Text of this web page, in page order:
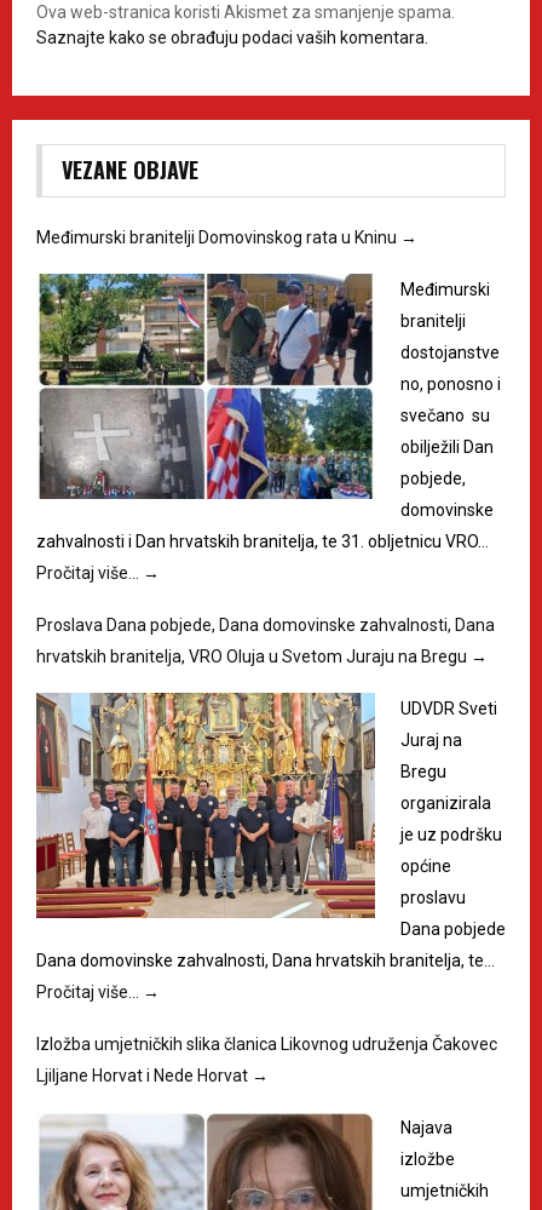
Ova web-stranica koristi Akismet za smanjenje spama.
Saznajte kako se obrađuju podaci vaših komentara.
VEZANE OBJAVE
Međimurski branitelji Domovinskog rata u Kninu →
Međimurski
branitelji
dostojanstve
no, ponosno i
svečano su
obilježili Dan
pobjede,
domovinske
zahvalnosti i Dan hrvatskih branitelja, te 31. obljetnicu VRO…
Pročitaj više…
→
Proslava Dana pobjede, Dana domovinske zahvalnosti, Dana
hrvatskih branitelja, VRO Oluja u Svetom Juraju na Bregu →
UDVDR Sveti
Juraj na
Bregu
organizirala
je uz podršku
općine
proslavu
Dana pobjede
Dana domovinske zahvalnosti, Dana hrvatskih branitelja, te…
Pročitaj više…
→
Izložba umjetničkih slika članica Likovnog udruženja Čakovec
Ljiljane Horvat i Nede Horvat →
Najava
izložbe
umjetničkih